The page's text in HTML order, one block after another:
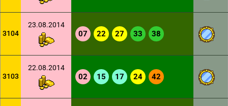
3104
23.08.2014
07 22 27 33 38
3103
22.08.2014
02 15 17 24 42